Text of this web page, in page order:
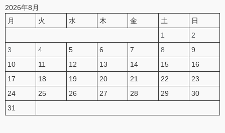
2026年8月
月
火 水 木 金 土
日
1
2
3
4 5 6 7 8
9
10
11 12 13 14 15
16
17
18 19 20 21 22
23
24
25 26 27 28 29
30
31